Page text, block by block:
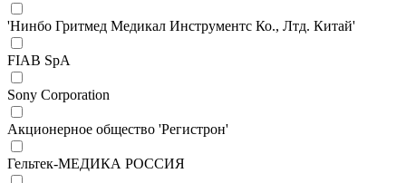
'Нинбо Гритмед Медикал Инструментс Ко., Лтд. Китай'
FIAB SpA
Sony Corporation
Акционерное общество 'Регистрон'
Гельтек-МЕДИКА РОССИЯ